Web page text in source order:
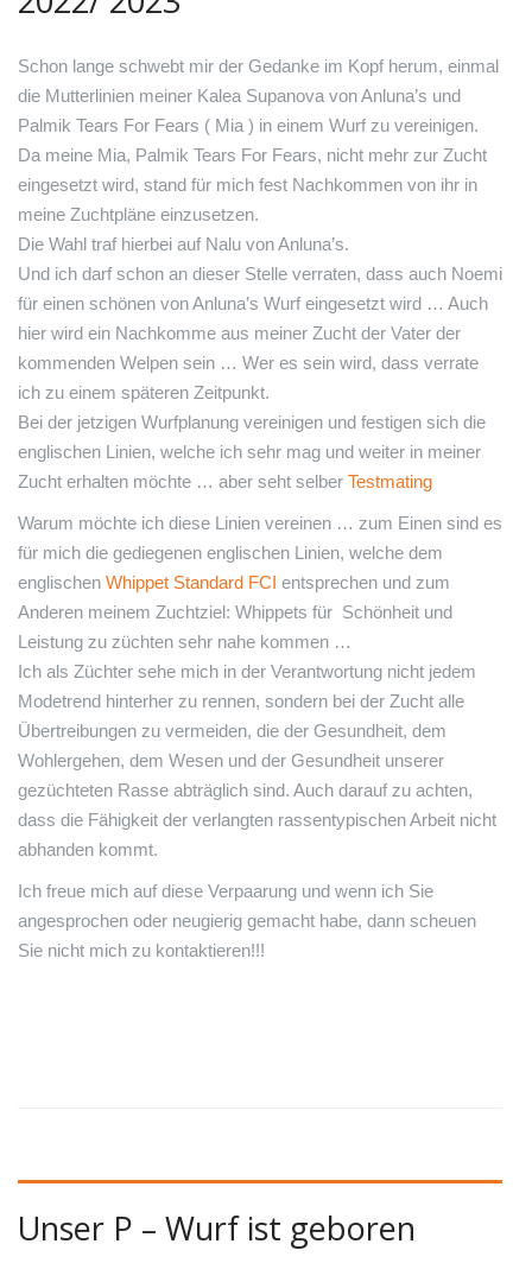
Schon lange schwebt mir der Gedanke im Kopf herum, einmal
die Mutterlinien meiner Kalea Supanova von Anluna’s und
Palmik Tears For Fears ( Mia ) in einem Wurf zu vereinigen.
Da meine Mia, Palmik Tears For Fears, nicht mehr zur Zucht
eingesetzt wird, stand für mich fest Nachkommen von ihr in
meine Zuchtpläne einzusetzen.
Die Wahl traf hierbei auf Nalu von Anluna’s.
Und ich darf schon an dieser Stelle verraten, dass auch Noemi
für einen schönen von Anluna’s Wurf eingesetzt wird … Auch
hier wird ein Nachkomme aus meiner Zucht der Vater der
kommenden Welpen sein … Wer es sein wird, dass verrate
ich zu einem späteren Zeitpunkt.
Bei der jetzigen Wurfplanung vereinigen und festigen sich die
englischen Linien, welche ich sehr mag und weiter in meiner
Zucht erhalten möchte … aber seht selber Testmating
Warum möchte ich diese Linien vereinen … zum Einen sind es
für mich die gediegenen englischen Linien, welche dem
englischen Whippet Standard FCI entsprechen und zum
Anderen meinem Zuchtziel: Whippets für Schönheit und
Leistung zu züchten sehr nahe kommen …
Ich als Züchter sehe mich in der Verantwortung nicht jedem
Modetrend hinterher zu rennen, sondern bei der Zucht alle
Übertreibungen zu vermeiden, die der Gesundheit, dem
Wohlergehen, dem Wesen und der Gesundheit unserer
gezüchteten Rasse abträglich sind. Auch darauf zu achten,
dass die Fähigkeit der verlangten rassentypischen Arbeit nicht
abhanden kommt.
Ich freue mich auf diese Verpaarung und wenn ich Sie
angesprochen oder neugierig gemacht habe, dann scheuen
Sie nicht mich zu kontaktieren!!!
Unser P – Wurf ist geboren